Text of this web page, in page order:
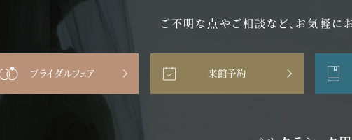
ご不明な点やご相談など、 お気軽に
ブライダルフェア 来館予約